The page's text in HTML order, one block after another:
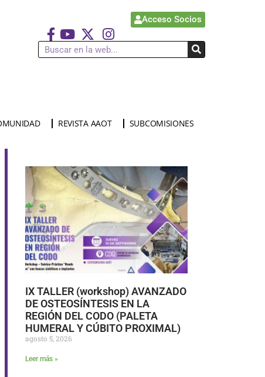
Acceso Socios
REVISTA AAOT SUBCOMISIONES
IX TALLER (workshop) AVANZADO
DE OSTEOSÍNTESIS EN LA
REGIÓN DEL CODO (PALETA
HUMERAL Y CÚBITO PROXIMAL)
agosto 5, 2026
Leer más »